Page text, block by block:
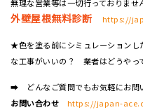
無理な営業等は一切行っておりませ
外壁屋根無料診断 https://
★色を塗る前にシミュレーション
な工事がいいの？ 業者はどうやっ
➡ どんなご質問でもお気軽にお問
お問い合わせ
https://japan-